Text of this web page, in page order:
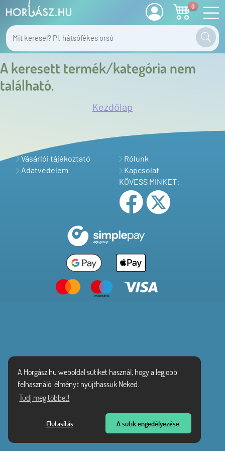
A Horgász.hu weboldal sütiket használ, hogy a legjobb
felhasználói élményt nyújthassuk Neked.
Tudj meg többet!
Elutasítás A sütik engedélyezése
0
A keresett termék/kategória nem
található.
Kezdőlap
Vásárlói tájékoztató
Adatvédelem
Rólunk
Kapcsolat
KÖVESS MINKET: